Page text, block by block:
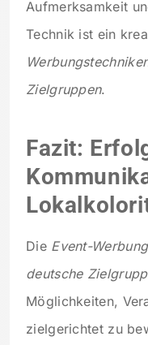
Aufmerksamkeit
Technik ist ein
Zielgruppen.
Fazit:
Die Event-
deutsche
Möglichkeiten,
zielgerichtet zu